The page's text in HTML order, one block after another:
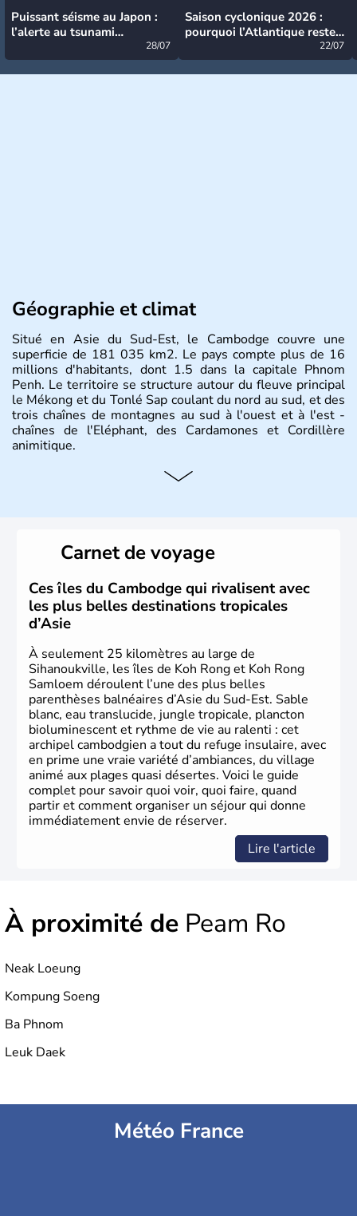
Puissant séisme au Japon :
l’alerte au tsunami
28/07
Saison cyclonique 2026 :
pourquoi l’Atlantique reste
22/07
Géographie et climat
Situé en Asie du Sud-Est, le Cambodge couvre une
superficie de 181 035 km2. Le pays compte plus de 16
millions d'habitants, dont 1.5 dans la capitale Phnom
Penh. Le territoire se structure autour du fleuve principal
le Mékong et du Tonlé Sap coulant du nord au sud, et des
trois chaînes de montagnes au sud à l'ouest et à l'est -
chaînes de l'Eléphant, des Cardamones et Cordillère
animitique.
Carnet de voyage
Ces îles du Cambodge qui rivalisent avec
les plus belles destinations tropicales
d’Asie
À seulement 25 kilomètres au large de
Sihanoukville, les îles de Koh Rong et Koh Rong
Samloem déroulent l’une des plus belles
parenthèses balnéaires d’Asie du Sud-Est. Sable
blanc, eau translucide, jungle tropicale, plancton
bioluminescent et rythme de vie au ralenti : cet
archipel cambodgien a tout du refuge insulaire, avec
en prime une vraie variété d’ambiances, du village
animé aux plages quasi désertes. Voici le guide
complet pour savoir quoi voir, quoi faire, quand
partir et comment organiser un séjour qui donne
immédiatement envie de réserver.
Lire l'article
À proximité de Peam Ro
Neak Loeung
Kompung Soeng
Ba Phnom
Leuk Daek
Météo France